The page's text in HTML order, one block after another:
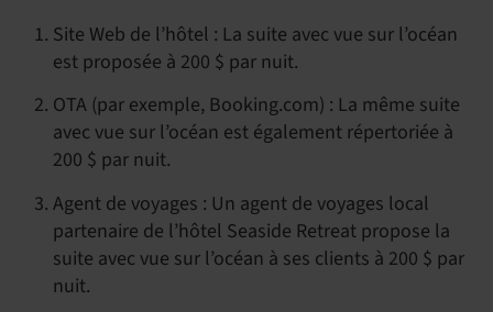
Site Web de l’hôtel : La suite avec vue sur l’océan
est proposée à 200 $ par nuit.
OTA (par exemple, Booking.com) : La même suite
avec vue sur l’océan est également répertoriée à
200 $ par nuit.
Agent de voyages : Un agent de voyages local
partenaire de l’hôtel Seaside Retreat propose la
suite avec vue sur l’océan à ses clients à 200 $ par
nuit.